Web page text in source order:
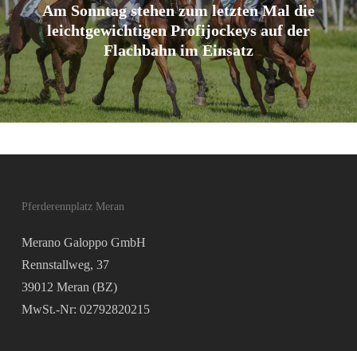
Am Sonntag stehen zum letzten Mal die
leichtgewichtigen Profijockeys auf der
Flachbahn im Einsatz
Pferderennplatz Meran
Merano Galoppo GmbH
Rennstallweg, 37
39012 Meran (BZ)
MwSt.-Nr: 02792820215